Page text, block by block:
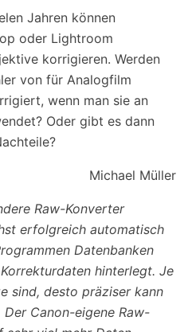
Jahren können
oder Lightroom
korrigieren. Werden
von für Analogfilm
wenn man sie an
Oder gibt es dann
Michael Müller
Raw-Konverter
erfolgreich automatisch
Datenbanken
hinterlegt. Je
sind, desto präziser kann
Canon-eigene Raw-